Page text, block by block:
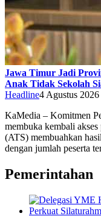
Jawa Timur Jadi
Anak Tidak Sekolah
Headline4 Agustus 2026
KaMedia – Komitmen
membuka kembali
(ATS) membuahkan
dengan jumlah peserta
Pemerintahan